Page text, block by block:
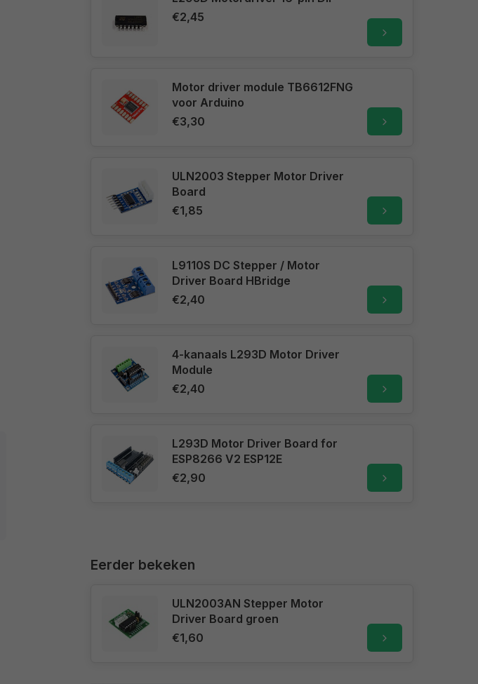
€2,45
Motor driver module TB6612FNG
voor Arduino
€3,30
ULN2003 Stepper Motor Driver
Board
€1,85
L9110S DC Stepper / Motor
Driver Board HBridge
€2,40
4-kanaals L293D Motor Driver
Module
€2,40
L293D Motor Driver Board for
ESP8266 V2 ESP12E
€2,90
Eerder bekeken
ULN2003AN Stepper Motor
Driver Board groen
€1,60